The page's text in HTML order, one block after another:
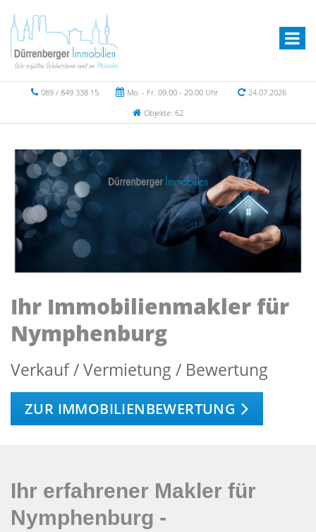
089 / 849 338 15 Mo. - Fr. 09.00 - 20.00 Uhr
24.07.2026
Objekte: 62
Ihr Immobilienmakler für
Nymphenburg
Verkauf / Vermietung / Bewertung
ZUR IMMOBILIENBEWERTUNG
Ihr erfahrener Makler für
Nymphenburg -